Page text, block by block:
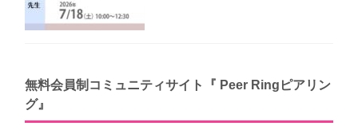
無料会員制コミュニティサイト『 Peer Ringピアリン
グ』